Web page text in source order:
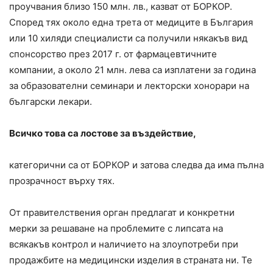
проучвания близо 150 млн. лв., казват от БОРКОР.
Според тях около една трета от медиците в България
или 10 хиляди специалисти са получили някакъв вид
спонсорство през 2017 г. от фармацевтичните
компании, а около 21 млн. лева са изплатени за година
за образователни семинари и лекторски хонорари на
български лекари.
Всичко това са лостове за въздействие,
категорични са от БОРКОР и затова следва да има пълна
прозрачност върху тях.
От правителствения орган предлагат и конкретни
мерки за решаване на проблемите с липсата на
всякакъв контрол и наличието на злоупотреби при
продажбите на медицински изделия в страната ни. Те